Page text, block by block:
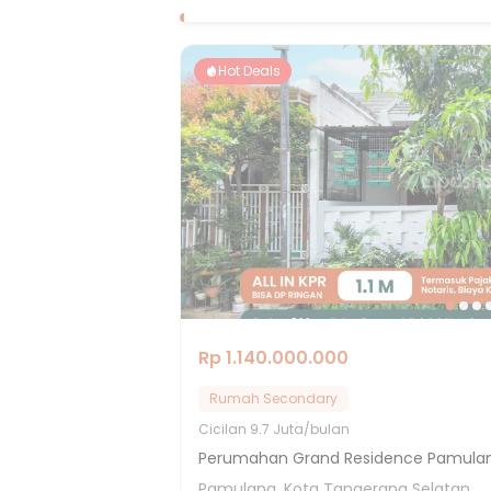
Hot Deals
Rp 1.140.000.000
Rumah Secondary
Cicilan 9.7 Juta/bulan
Perumahan Grand Residence